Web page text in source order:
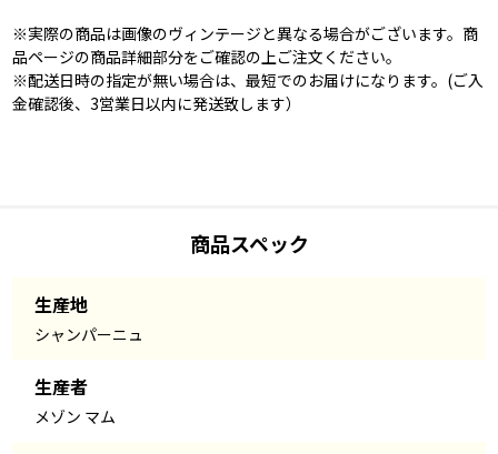
※実際の商品は画像のヴィンテージと異なる場合がございます。商
品ページの商品詳細部分をご確認の上ご注文ください。
※配送日時の指定が無い場合は、最短でのお届けになります。(ご入
金確認後、3営業日以内に発送致します）
商品スペック
生産地
シャンパーニュ
生産者
メゾン マム